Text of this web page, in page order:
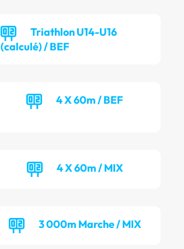
Triathlon U14-U16
(calculé) / BEF
4 X 60m / BEF
4 X 60m / MIX
3 000m Marche / MIX